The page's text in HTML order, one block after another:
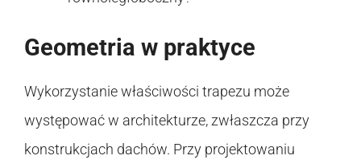
Geometria w praktyce
Wykorzystanie właściwości trapezu może
występować w architekturze, zwłaszcza przy
konstrukcjach dachów. Przy projektowaniu